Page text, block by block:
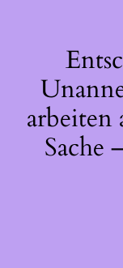
arbeiten
Sache